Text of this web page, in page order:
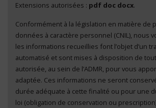
Extensions autorisées : pdf doc docx.
En cliquant sur "Envoyer", je
de mes données à caractère
Conformément à la législation en matière de
données à caractère personnel (CNIL), nous
les informations recueillies font l’objet d’un
automatisé et sont mises à disposition de toute personne
autorisée, au sein de l’ADMR, pour vous
adaptée. Ces informations ne seront
durée adéquate à cette finalité ou pour une
loi (obligation de conservation ou